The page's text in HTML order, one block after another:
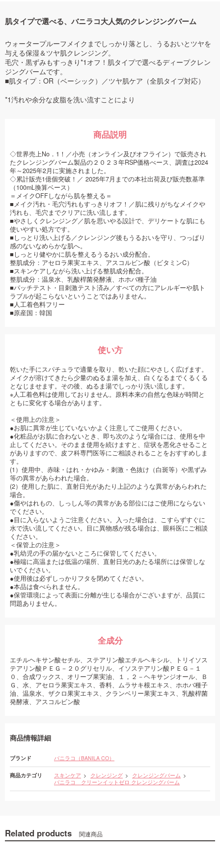
肌タイプで選べる、バニラコ大人気のクレンジングバーム
ウォータープルーフメイクまでしっかり落とし、うるおいとツヤを
与える保湿＆ツヤ肌クレンジング。
毛穴・黒ずみもすっきり*1オフ！肌タイプで選べるディープクレン
ジングバームです。
■肌タイプ：OR（ベーシック）／ツヤ肌ケア（全肌タイプ対応）
*1汚れや余分な皮脂を洗い流すことにより
商品説明
◇世界売上No．1！／小売（オンライン及びオフライン）で販売され
たクレンジングバーム製品の２０２３年RSP価格べース、調査は2024
年～2025年2月に実施されました。
◇累計販売1億個突破！／ 2025年7月までの本社出荷及び販売数基準
（100mL換算ベース）
＝メイクOFFしながら肌を整える＝
■メイク汚れ・毛穴汚れもすっきりオフ！／肌に残りがちなメイクや
汚れも、毛穴までクリアに洗い流します。
■やさしくクレンジング／肌を思いやる設計で、デリケートな肌にも
使いやすい処方です。
■しっとり洗い上げる／クレンジング後もうるおいを守り、つっぱり
感のないなめらかな肌へ。
■しっとり健やかに肌を整えるうるおい成分配合。
整肌成分：アセロラ果実エキス、アスコルビン酸（ビタミンC）
■スキンケアしながら洗い上げる整肌成分配合。
整肌成分：温泉水、乳酸桿菌発酵液、ホホバ種子油
■パッチテスト・目刺激テスト済み／すべての方にアレルギーや肌ト
ラブルが起こらないということではありません。
■人工着色料フリー
■原産国：韓国
使い方
乾いた手にスパチュラで適量を取り、乾いた顔にやさしく広げます。
メイクが溶けてきたら少量のぬるま湯を加え、白くなるまでくるくる
となじませます。その後、ぬるま湯でしっかり洗い流します。
※人工着色料は使用しておりません。原料本来の自然な色味が時間と
ともに変化する場合があります。
＜使用上の注意＞
●お肌に異常が生じていないかよく注意してご使用ください。
●化粧品がお肌に合わないとき、即ち次のような場合には、使用を中
止してください。そのまま使用を続けますと、症状を悪化させること
がありますので、皮フ科専門医等にご相談されることをおすすめしま
す。
(1）使用中、赤味・はれ・かゆみ・刺激・色抜け（白斑等）や黒ずみ
等の異常があらわれた場合。
(2）使用した肌に、直射日光があたり上記のような異常があらわれた
場合。
●傷やはれもの、しっしん等の異常がある部位にはご使用にならない
でください。
●目に入らないようご注意ください。入った場合は、こすらずすぐに
水で洗い流してください。目に異物感が残る場合は、眼科医にご相談
ください。
＜保管上の注意＞
●乳幼児の手の届かないところに保管してください。
●極端に高温または低温の場所、直射日光のあたる場所には保管しな
いでください。
●使用後は必ずしっかりフタを閉めてください。
●本品は食べられません。
●保管環境によって表面に分離が生じる場合がございますが、品質に
問題ありません。
全成分
エチルヘキサン酸セチル、ステアリン酸エチルヘキシル、トリイソス
テアリン酸ＰＥＧ－２０グリセリル、イソステアリン酸ＰＥＧ－１
０、合成ワックス、オリーブ果実油、１，２－ヘキサンジオール、Ｂ
Ｇ、水、アセロラ果実エキス、香料、ムラサキ根エキス、ホホバ種子
油、温泉水、ザクロ果実エキス、クランベリー果実エキス、乳酸桿菌
発酵液、アスコルビン酸
商品情報詳細
ブランド バニラコ（BANILA CO）
商品カテゴリ スキンケア クレンジング
クレンジングバーム
バニラコ クリーンイットゼロ クレンジングバーム
Related products 関連商品